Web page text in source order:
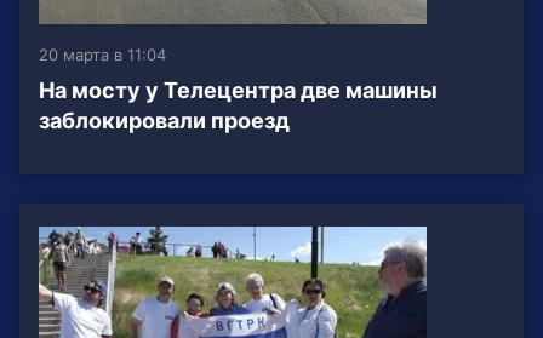
20 марта в 11:04
На мосту у Телецентра две машины
заблокировали проезд